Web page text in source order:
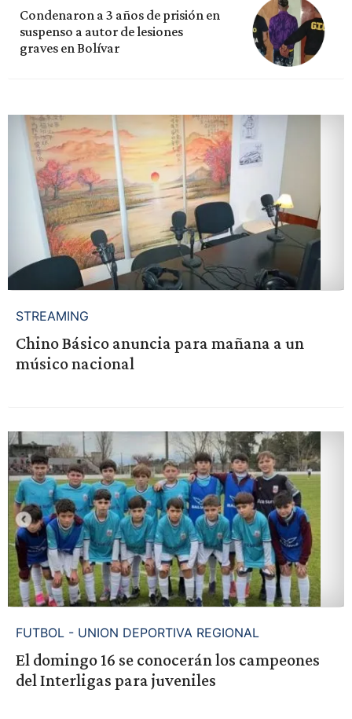
Condenaron a 3 años de prisión en
suspenso a autor de lesiones
graves en Bolívar
STREAMING
Chino Básico anuncia para mañana a un
músico nacional
FUTBOL - UNION DEPORTIVA REGIONAL
El domingo 16 se conocerán los campeones
del Interligas para juveniles